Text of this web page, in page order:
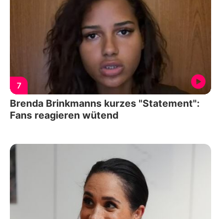
7
Brenda Brinkmanns kurzes "Statement":
Fans reagieren wütend